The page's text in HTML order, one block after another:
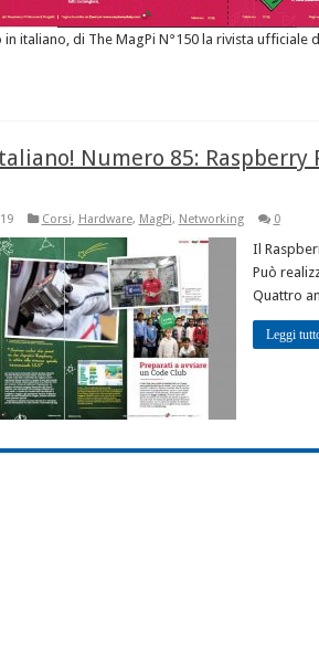
italiano, di The MagPi N°150 la rivista ufficiale
Numero 85: Raspberry
Corsi, Hardware, MagPi, Networking 0
Il
Può
Quattro
Leggi